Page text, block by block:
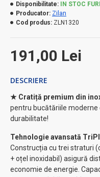
191,00 Lei
Disponibilitate:
IN STOC
Producator: Zilan
Cod produs: ZLN1320
DESCRIERE
★ Cratiță premium din
pentru bucătăriile
durabilitate!
Tehnologie avansată
Construcția cu trei straturi
+ oțel inoxidabil) asigură
economie de energie.